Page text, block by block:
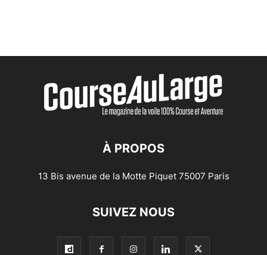
À PROPOS
13 Bis avenue de la Motte Piquet 75007 Paris
SUIVEZ NOUS